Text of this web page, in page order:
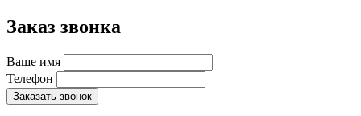
Заказ звонка
Ваше имя
Телефон
Заказать звонок